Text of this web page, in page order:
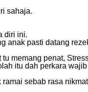
sahaja.
diri ini.
anak pasti datang
memang penat,
itu dah perkara wajib
sebab rasa